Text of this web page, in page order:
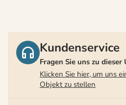
Kundenservice
Fragen Sie uns zu
Klicken Sie hier, um uns
Objekt zu stellen